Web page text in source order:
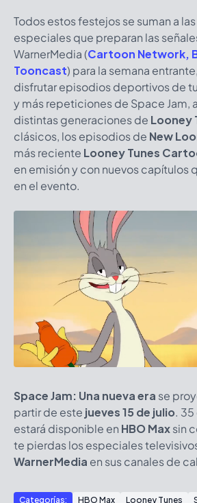
Todos estos festejos se suman a
especiales que preparan las
WarnerMedia (Cartoon Network,
Tooncast) para la semana
disfrutar episodios deportivos de
y más repeticiones de Space Jam,
distintas generaciones de Looney
clásicos, los episodios de New
más reciente Looney Tunes
en emisión y con nuevos capítulos
en el evento.
Space Jam: Una nueva era se
partir de este jueves 15 de julio.
estará disponible en HBO Maxsin
te pierdas los especiales
WarnerMedia en sus canales de
Categorías: HBO Max Looney Tunes